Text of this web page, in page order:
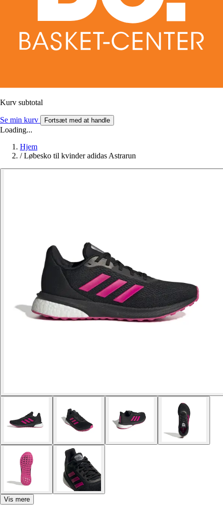
Kurv subtotal
Se min kurv Fortsæt med at handle
Loading...
Hjem
/ Løbesko til kvinder adidas Astrarun
Vis mere